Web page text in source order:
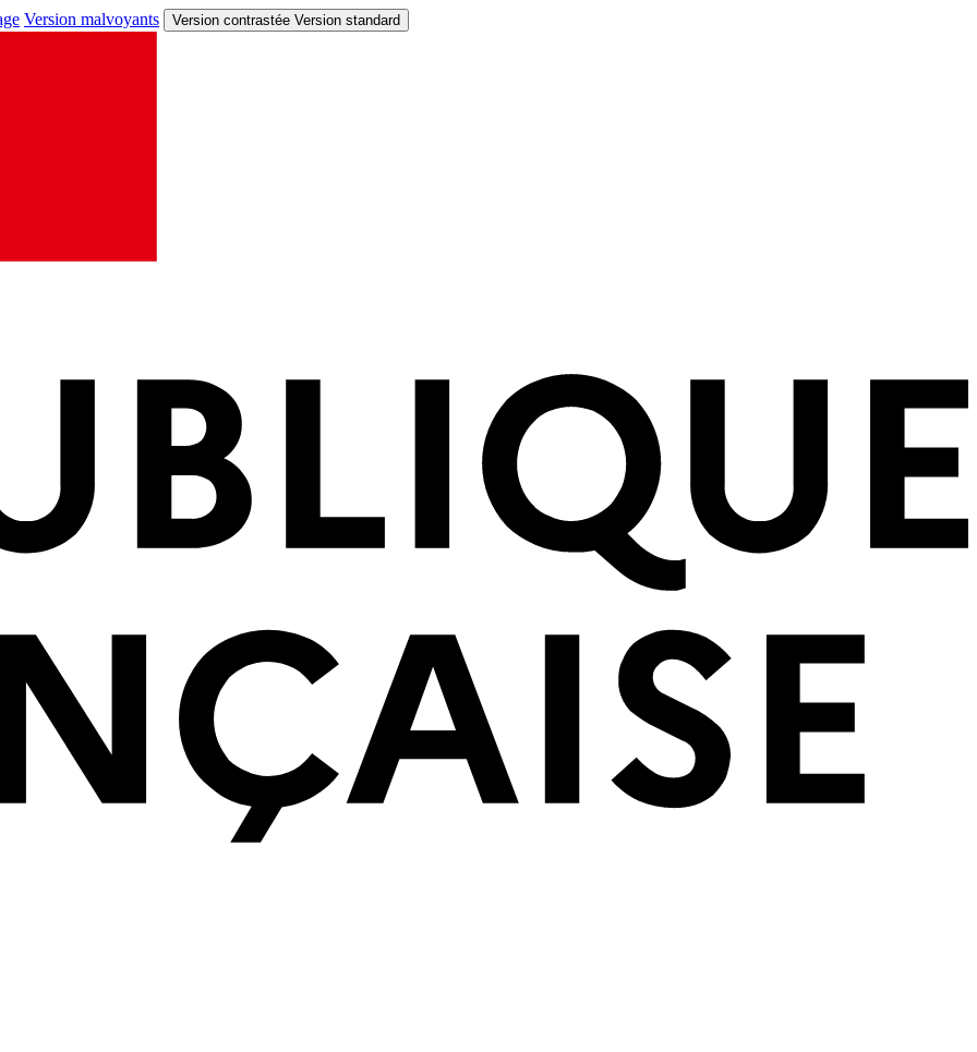
Version malvoyants Version contrastée Version standard